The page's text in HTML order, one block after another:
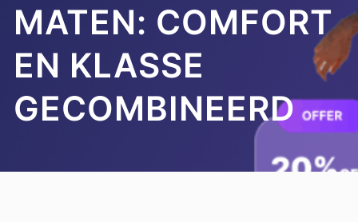
MATEN: COMFORT
EN KLASSE
GECOMBINEERD